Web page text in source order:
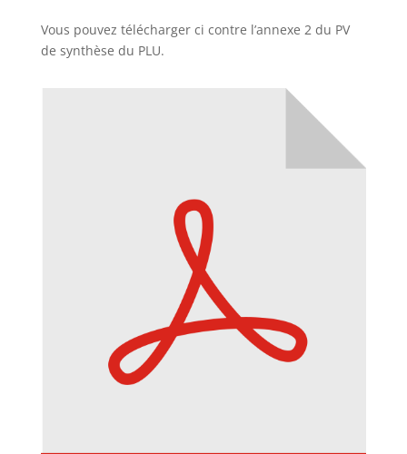
Vous pouvez télécharger ci contre l’annexe 2 du PV
de synthèse du PLU.